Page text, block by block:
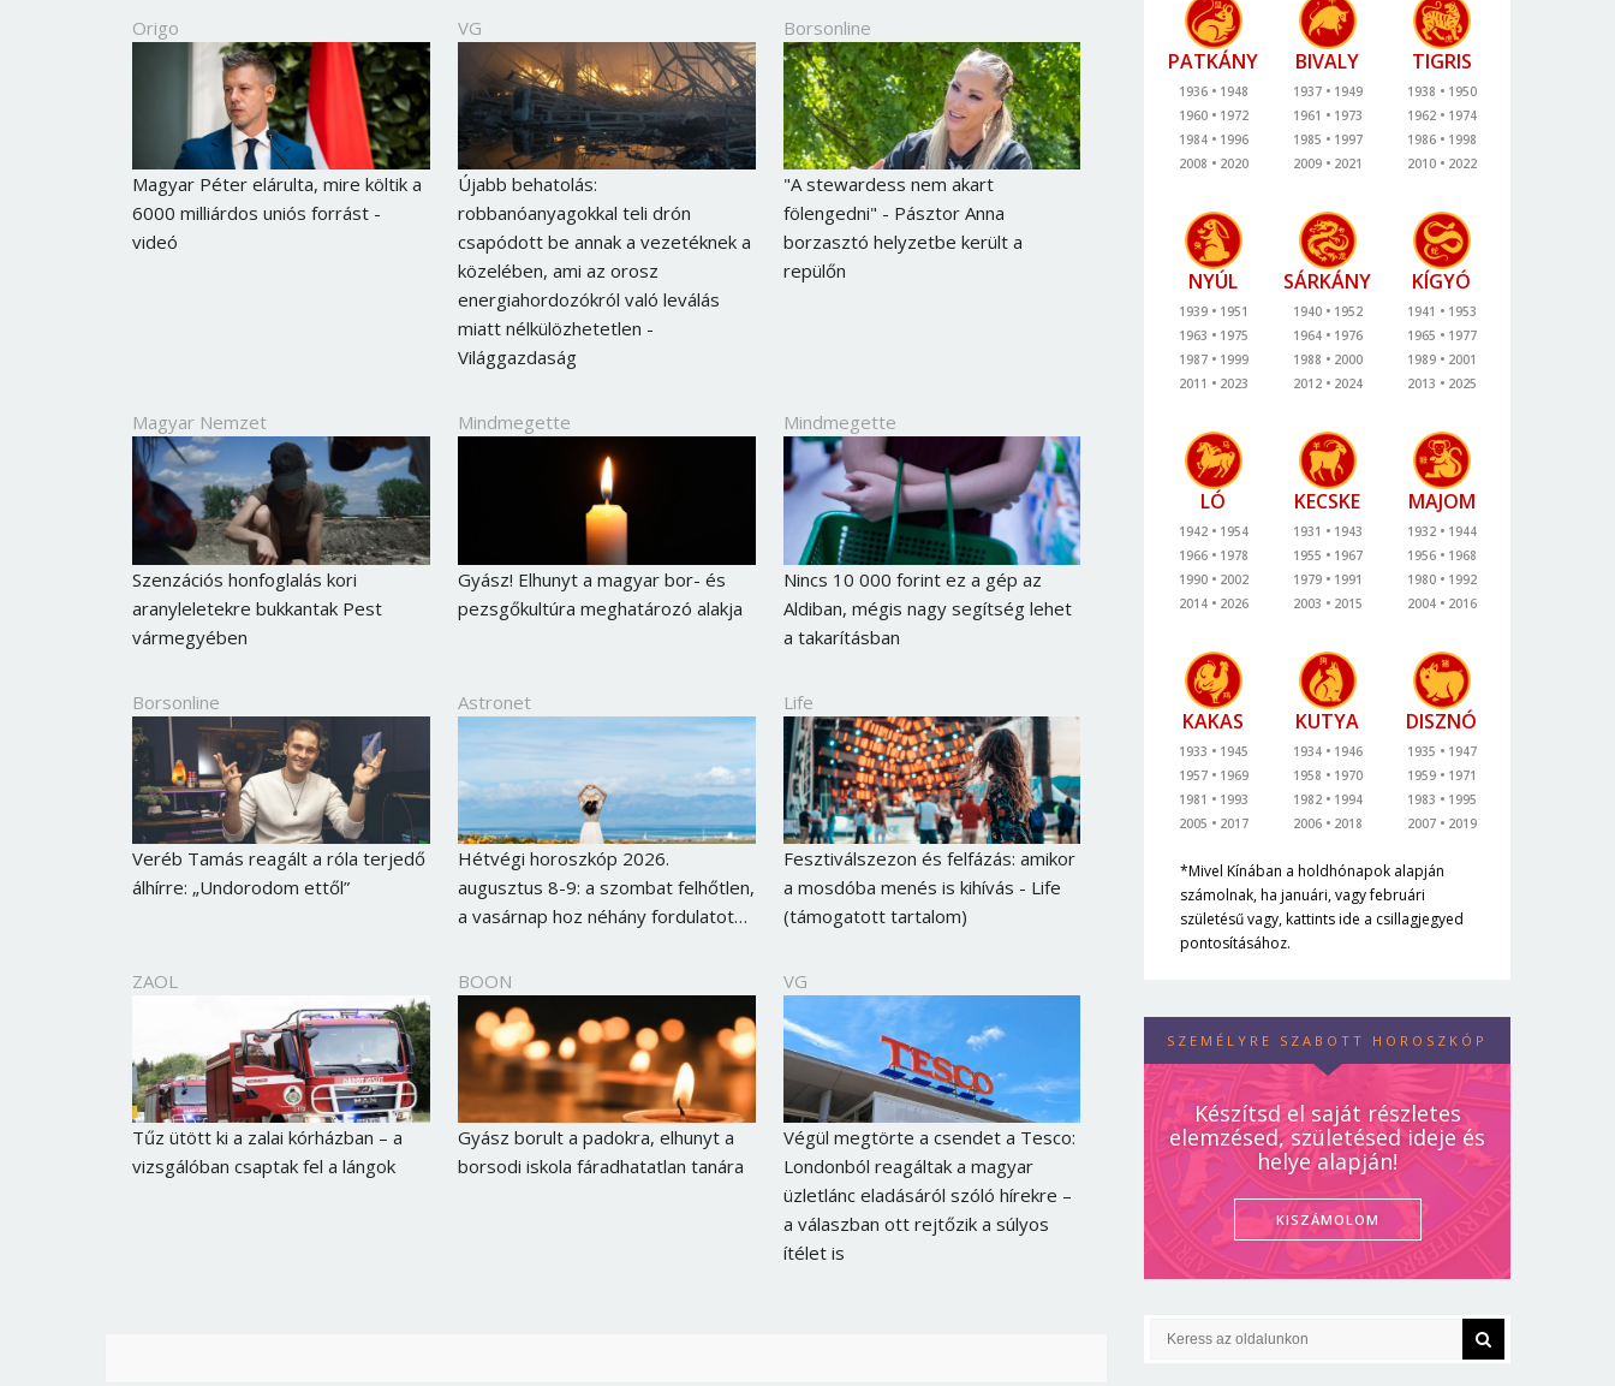
Origo
Magyar Péter elárulta, mire költik a
6000 milliárdos uniós forrást -
videó
VG
Újabb behatolás:
robbanóanyagokkal teli drón
csapódott be annak a vezetéknek a
közelében, ami az orosz
energiahordozókról való leválás
miatt nélkülözhetetlen -
Világgazdaság
Borsonline
"A stewardess nem akart
fölengedni" - Pásztor Anna
borzasztó helyzetbe került a
repülőn
Magyar Nemzet
Szenzációs honfoglalás kori
aranyleletekre bukkantak Pest
vármegyében
Mindmegette
Gyász! Elhunyt a magyar bor- és
pezsgőkultúra meghatározó alakja
Mindmegette
Nincs 10 000 forint ez a gép az
Aldiban, mégis nagy segítség lehet
a takarításban
Borsonline
Veréb Tamás reagált a róla terjedő
álhírre: „Undorodom ettől”
Astronet
Hétvégi horoszkóp 2026.
augusztus 8-9: a szombat felhőtlen,
a vasárnap hoz néhány fordulatot…
Life
Fesztiválszezon és felfázás: amikor
a mosdóba menés is kihívás - Life
(támogatott tartalom)
ZAOL
Tűz ütött ki a zalai kórházban – a
vizsgálóban csaptak fel a lángok
BOON
Gyász borult a padokra, elhunyt a
borsodi iskola fáradhatatlan tanára
VG
Végül megtörte a csendet a Tesco:
Londonból reagáltak a magyar
üzletlánc eladásáról szóló hírekre –
a válaszban ott rejtőzik a súlyos
ítélet is
PATKÁNY
1936
1948
1960
1972
1984
1996
2008
2020
BIVALY
1937
1949
1961
1973
1985
1997
2009
2021
TIGRIS
1938
1950
1962
1974
1986
1998
2010
2022
NYÚL
1939
1951
1963
1975
1987
1999
2011
2023
SÁRKÁNY
1940
1952
1964
1976
1988
2000
2012
2024
KÍGYÓ
1941
1953
1965
1977
1989
2001
2013
2025
LÓ
1942
1954
1966
1978
1990
2002
2014
2026
KECSKE
1931
1943
1955
1967
1979
1991
2003
2015
MAJOM
1932
1944
1956
1968
1980
1992
2004
2016
KAKAS
1933
1945
1957
1969
1981
1993
2005
2017
KUTYA
1934
1946
1958
1970
1982
1994
2006
2018
DISZNÓ
1935
1947
1959
1971
1983
1995
2007
2019
*Mivel Kínában a holdhónapok alapján
számolnak, ha januári, vagy februári
születésű vagy, kattints ide a csillagjegyed
pontosításához.
SZEMÉLYRE SZABOTT HOROSZKÓP
Készítsd el saját részletes
elemzésed, születésed ideje és
helye alapján!
KISZÁMOLOM
Borsonline bejelentkezés
E-mail cím vagy felhasználónév
Jelszó
Mégse Bejelentkezés